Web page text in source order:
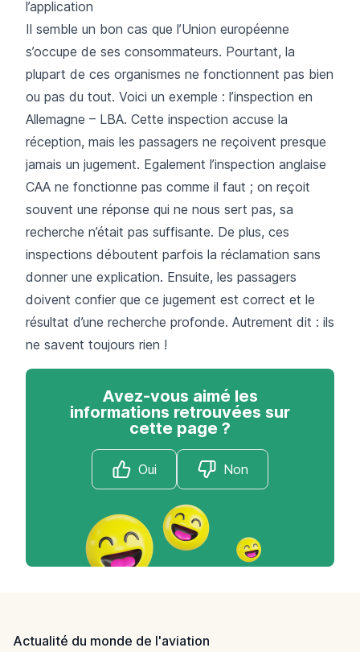
l’application
Il semble un bon cas que l’Union européenne
s’occupe de ses consommateurs. Pourtant, la
plupart de ces organismes ne fonctionnent pas bien
ou pas du tout. Voici un exemple : l’inspection en
Allemagne – LBA. Cette inspection accuse la
réception, mais les passagers ne reçoivent presque
jamais un jugement. Egalement l’inspection anglaise
CAA ne fonctionne pas comme il faut ; on reçoit
souvent une réponse qui ne nous sert pas, sa
recherche n’était pas suffisante. De plus, ces
inspections déboutent parfois la réclamation sans
donner une explication. Ensuite, les passagers
doivent confier que ce jugement est correct et le
résultat d’une recherche profonde. Autrement dit : ils
ne savent toujours rien !
Avez-vous aimé les
informations retrouvées sur
cette page ?
Oui Non
Actualité du monde de l'aviation